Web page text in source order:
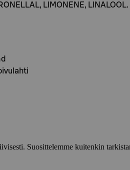
LIMONENE, LINALOOL.
Suosittelemme kuitenkin